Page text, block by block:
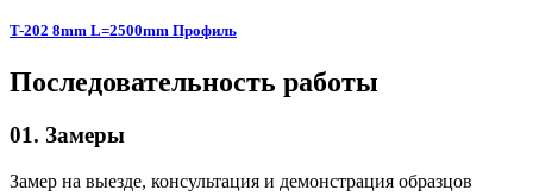
T-202 8mm L=2500mm Профиль
Последовательность работы
01. Замеры
Замер на выезде, консультация и демонстрация образцов